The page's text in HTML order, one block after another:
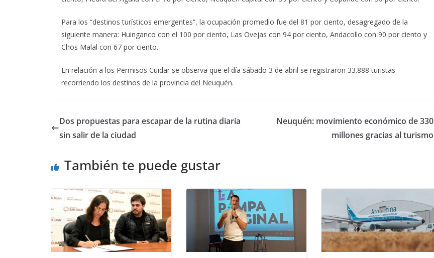
Para los “destinos turísticos emergentes”, la ocupación promedio fue del 81 por ciento, desagregado de la
siguiente manera: Huinganco con el 100 por ciento, Las Ovejas con 94 por ciento, Andacollo con 90 por ciento y
Chos Malal con 67 por ciento.
En relación a los Permisos Cuidar se observa que el día sábado 3 de abril se registraron 33.888 turistas
recorriendo los destinos de la provincia del Neuquén.
Dos propuestas para escapar de la rutina diaria
sin salir de la ciudad
Neuquén: movimiento económico de 330
millones gracias al turismo
También te puede gustar